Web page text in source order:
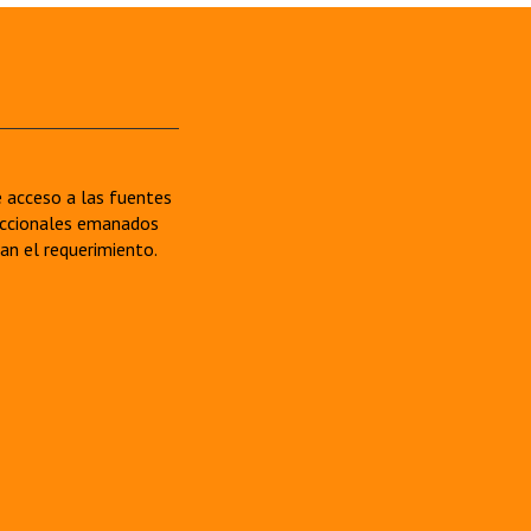
acceso a las fuentes
emanados
el requerimiento.